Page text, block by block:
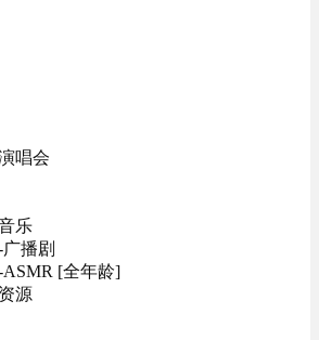
唱会
乐
播剧
ASMR [全年龄]
源